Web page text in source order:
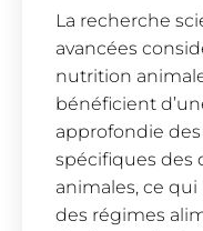
La recherche
avancées
nutrition
bénéficient
approfondie
spécifiques des
animales, ce
des régimes